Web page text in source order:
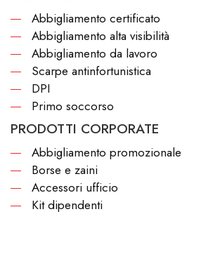
Abbigliamento certificato
Abbigliamento alta visibilità
Abbigliamento da lavoro
Scarpe antinfortunistica
DPI
Primo soccorso
PRODOTTI CORPORATE
Abbigliamento promozionale
Borse e zaini
Accessori ufficio
Kit dipendenti